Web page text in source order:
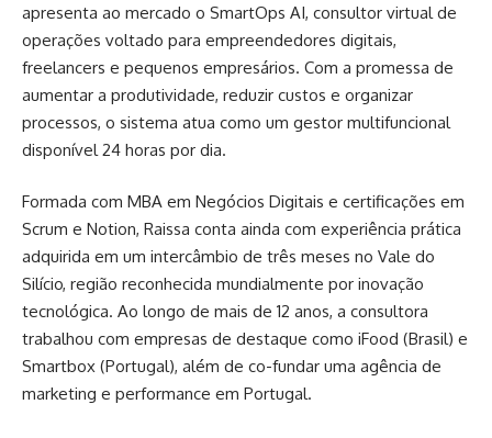
apresenta ao mercado o SmartOps AI, consultor virtual de
operações voltado para empreendedores digitais,
freelancers e pequenos empresários. Com a promessa de
aumentar a produtividade, reduzir custos e organizar
processos, o sistema atua como um gestor multifuncional
disponível 24 horas por dia.
Formada com MBA em Negócios Digitais e certificações em
Scrum e Notion, Raissa conta ainda com experiência prática
adquirida em um intercâmbio de três meses no Vale do
Silício, região reconhecida mundialmente por inovação
tecnológica. Ao longo de mais de 12 anos, a consultora
trabalhou com empresas de destaque como iFood (Brasil) e
Smartbox (Portugal), além de co-fundar uma agência de
marketing e performance em Portugal.